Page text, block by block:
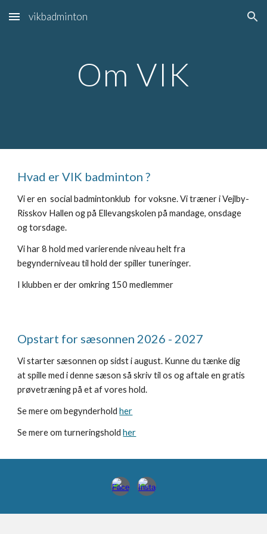
Skip to main content Skip to navigation
vikbadminton
Om VIK
Hvad er VIK badminton ?
Vi er en social badmintonklub for voksne. Vi træner i Vejlby-
Risskov Hallen og på Ellevangskolen på mandage, onsdage
og torsdage.
Vi har 8 hold med varierende niveau helt fra
begynderniveau til hold der spiller tuneringer.
I klubben er der omkring 150 medlemmer
Opstart for sæsonnen 2026 - 2027
Vi starter sæsonnen op sidst i august. Kunne du tænke dig
at spille med i denne sæson så skriv til os og aftale en gratis
prøvetræning på et af vores hold.
Se mere om begynderholdher
Se mere om turneringsholdher